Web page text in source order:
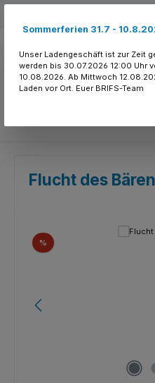
Flucht des Bären
Bildergalerie überspringen
% Rabatt
Sommerferien 31.7 -
Unser Ladengeschäft ist zur Zeit
werden bis 30.07.2026 12:00 Uhr
10.08.2026. Ab Mittwoch
Laden vor Ort. Euer BRIFS-Team